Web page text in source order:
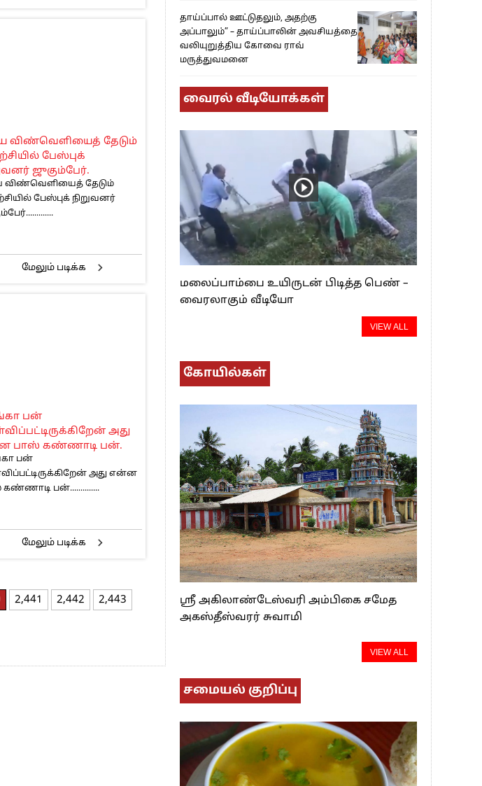
விண்வெளியைத் தேடும்
பேஸ்புக்
ஜுகும்பேர்.
விண்வெளியைத் தேடும்
பேஸ்புக் நிறுவனர்
மேலும் படிக்க
பன்
அது
பாஸ் கண்ணாடி பன்.
பன்
அது என்ன
பன்..............
மேலும் படிக்க
2,441 2,442
2,443
தாய்ப்பால் ஊட்டுதலும், அதற்கு
அப்பாலும்” – தாய்ப்பாலின் அவசியத்தை
வலியுறுத்திய கோவை ராவ்
மருத்துவமனை
வைரல் வீடியோக்கள்
மலைப்பாம்பை உயிருடன் பிடித்த பெண் –
வைரலாகும் வீடியோ
VIEW ALL
கோயில்கள்
ஸ்ரீ அகிலாண்டேஸ்வரி அம்பிகை சமேத
அகஸ்தீஸ்வரர் சுவாமி
VIEW ALL
சமையல் குறிப்பு